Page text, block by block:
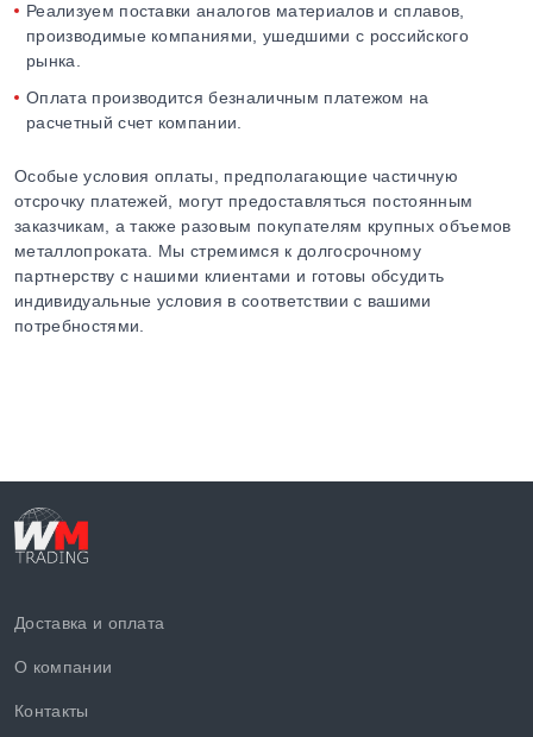
Реализуем поставки аналогов материалов и сплавов,
производимые компаниями, ушедшими с российского
рынка.
Оплата производится безналичным платежом на
расчетный счет компании.
Особые условия оплаты, предполагающие частичную
отсрочку платежей, могут предоставляться постоянным
заказчикам, а также разовым покупателям крупных объемов
металлопроката. Мы стремимся к долгосрочному
партнерству с нашими клиентами и готовы обсудить
индивидуальные условия в соответствии с вашими
потребностями.
Доставка и оплата
О компании
Контакты